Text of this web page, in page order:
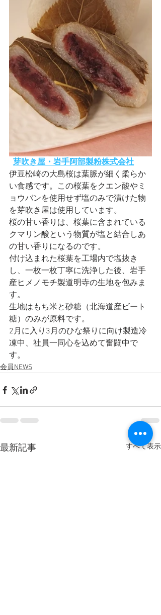
芽吹き屋・岩手阿部製粉株式会社
伊豆松崎の大島桜は葉脈が細く柔らか
い食感です。この桜葉をクエン酸やミ
ョウバンを使用せず塩のみで漬けた物
を芽吹き屋は使用しています。
桜の甘い香りは、桜葉に含まれている
クマリン酸という物質が塩と結合しあ
の甘い香りになるのです。
付け込まれた桜葉を工場内で塩抜き
し、一枚一枚丁寧に洗浄した後、岩手
産ヒメノモチ製道明寺の生地を包みま
す。
生地はもち米と砂糖（北海道産ビート
糖）のみが原料です。
2月に入り3月のひな祭りに向け製造冷
凍中、社員一同心を込めて奮闘中で
す。
会員NEWS
最新記事 すべて表示